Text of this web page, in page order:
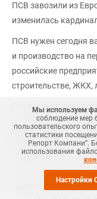
ПСВ завозили из
изменилась
ПСВ нужен сегодня
и производство на
российские
строительстве, ЖКХ,
Полистирол нужен
огнестойкой
дорог и мостов.
СИБУРе хватит на
домов при толщине
Прямо сейчас
Мы используем
соблюдение мер
пользовательского
статистики
Репорт Компани”.
использования
Настройки